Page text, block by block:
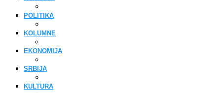
POLITIKA
KOLUMNE
EKONOMIJA
SRBIJA
KULTURA